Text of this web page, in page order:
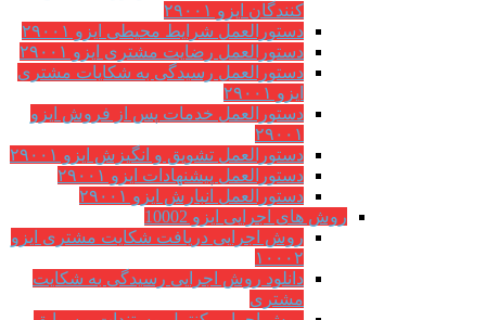
کنندگان ایزو ۲۹۰۰۱
دستورالعمل شرایط محیطی ایزو ۲۹۰۰۱
دستورالعمل رضایت مشتری ایزو ۲۹۰۰۱
دستورالعمل رسیدگی به شکایات مشتری
ایزو ۲۹۰۰۱
دستورالعمل خدمات پس از فروش ایزو
۲۹۰۰۱
دستورالعمل تشویق و انگیزش ایزو ۲۹۰۰۱
دستورالعمل پیشنهادات ایزو ۲۹۰۰۱
دستورالعمل انبارش ایزو ۲۹۰۰۱
روش های اجرایی ایزو 10002
روش اجرایی دریافت شکایت مشتری ایزو
۱۰۰۰۲
دانلود روش اجرایی رسیدگی به شکایت
مشتری